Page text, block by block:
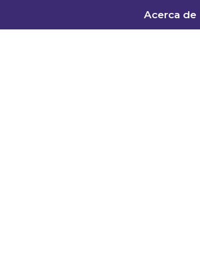
Acerca de